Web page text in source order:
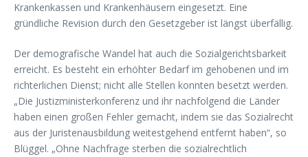
Krankenkassen und Krankenhäusern eingesetzt. Eine
gründliche Revision durch den Gesetzgeber ist längst überfällig.
Der demografische Wandel hat auch die Sozialgerichtsbarkeit
erreicht. Es besteht ein erhöhter Bedarf im gehobenen und im
richterlichen Dienst; nicht alle Stellen konnten besetzt werden.
„Die Justizministerkonferenz und ihr nachfolgend die Länder
haben einen großen Fehler gemacht, indem sie das Sozialrecht
aus der Juristenausbildung weitestgehend entfernt haben“, so
Blüggel. „Ohne Nachfrage sterben die sozialrechtlich